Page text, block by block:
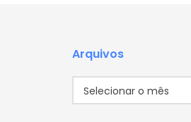
Arquivos
Selecionar o mês